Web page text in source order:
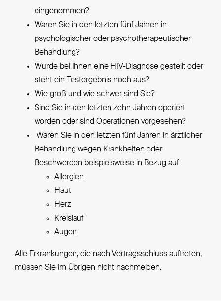
eingenommen?
Waren Sie in den letzten fünf Jahren in
psychologischer oder psychotherapeutischer
Behandlung?
Wurde bei Ihnen eine HIV-Diagnose gestellt oder
steht ein Testergebnis noch aus?
Wie groß und wie schwer sind Sie?
Sind Sie in den letzten zehn Jahren operiert
worden oder sind Operationen vorgesehen?
Waren Sie in den letzten fünf Jahren in ärztlicher
Behandlung wegen Krankheiten oder
Beschwerden beispielsweise in Bezug auf
Allergien
Haut
Herz
Kreislauf
Augen
Alle Erkrankungen, die nach Vertragsschluss auftreten,
müssen Sie im Übrigen nicht nachmelden.